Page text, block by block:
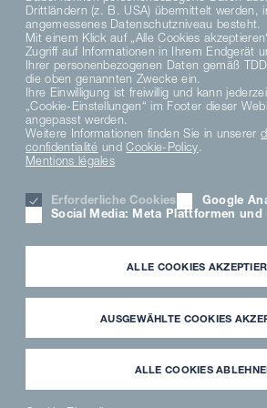
Suivez-nous
DATENSCHUTZERKLÄRUNG
TERMS AND
MATERIAL
HINWEISGEBERSYSTEM
KARRIERE
Drittländern (z. B. USA) übermittelt werden,
angemessenes Datenschutzniveau besteht.
Mit einem Klick auf „Alle Cookies
Zugriff auf Informationen in Ihrem Endgerät
Ihrer personenbezogenen Daten gemäß
die oben genannten Zwecke ein.
Ihre Einwilligung ist freiwillig und kann
„Cookie-Einstellungen“ im Footer dieser
angepasst werden.
Weitere Informationen finden Sie in unserer
confidentialité undCookie-Policy.
Mentions légales
Erforderliche Cookies
Google
Social Media: Meta Plattformen und
ALLE COOKIES
AUSGEWÄHLTE COOKIES
ALLE COOKIES